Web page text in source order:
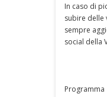
In caso di
subire delle
sempre
social della
Programma